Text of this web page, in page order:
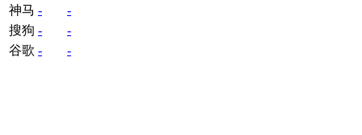
神马 -
-
搜狗 -
-
谷歌 - -